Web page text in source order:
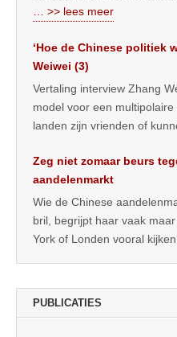
… >> lees meer
‘Hoe de Chinese politiek
Weiwei (3)
Vertaling interview Zhang
model voor een
landen zijn vrienden of
Zeg niet zomaar beurs
aandelenmarkt
Wie de Chinese
bril, begrijpt haar vaak
York of Londen vooral
PUBLICATIES